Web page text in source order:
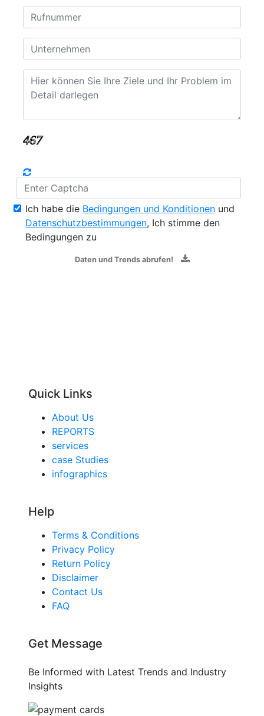
Ich habe die Bedingungen und Konditionen und
Datenschutzbestimmungen, Ich stimme den
Bedingungen zu
Daten und Trends abrufen!
Quick Links
About Us
REPORTS
services
case Studies
infographics
Help
Terms & Conditions
Privacy Policy
Return Policy
Disclaimer
Contact Us
FAQ
Get Message
Be Informed with Latest Trends and Industry
Insights